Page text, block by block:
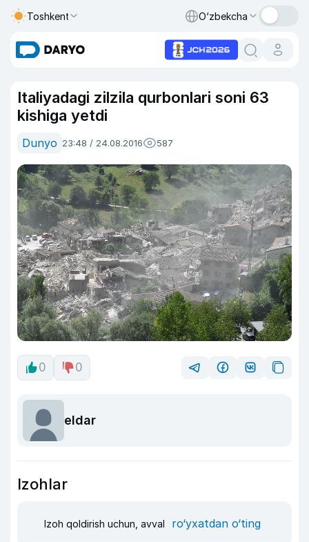
Toshkent O‘zbekcha
Italiyadagi zilzila qurbonlari soni 63
kishiga yetdi
Dunyo 23:48 / 24.08.2016 587
0 0
eldar
Izohlar
Izoh qoldirish uchun, avval ro‘yxatdan o‘ting